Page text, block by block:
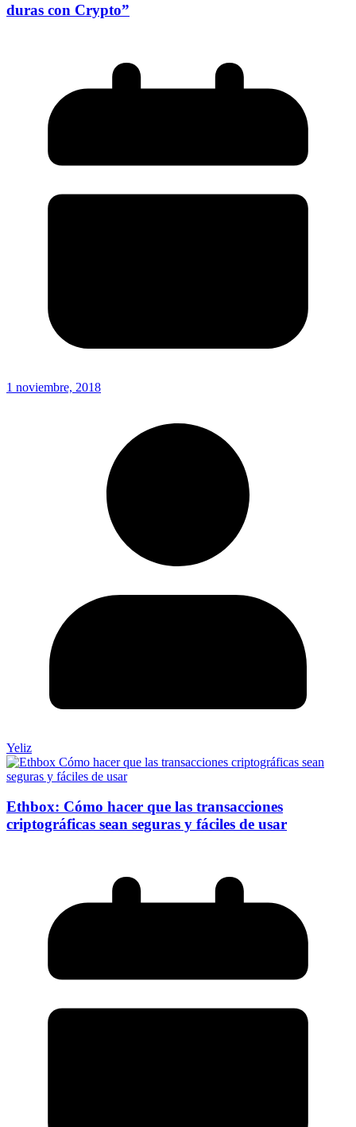
duras con Crypto”
1 noviembre, 2018
Yeliz
Ethbox: Cómo hacer que las transacciones
criptográficas sean seguras y fáciles de usar